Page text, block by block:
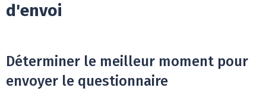
d'envoi
Déterminer le meilleur moment pour
envoyer le questionnaire